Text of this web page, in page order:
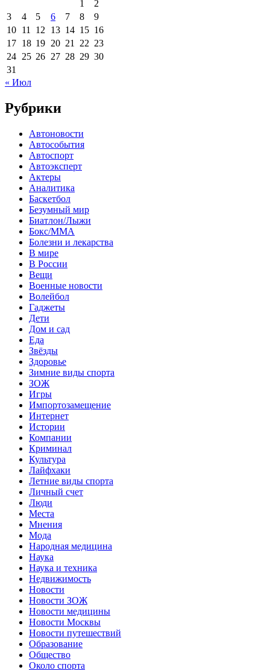
1
2
3
4 5 6 7 8
9
10 11 12 13 14 15 16
17 18 19 20 21 22 23
24 25 26 27 28 29 30
31
« Июл
Рубрики
Автоновости
Автособытия
Автоспорт
Автоэксперт
Актеры
Аналитика
Баскетбол
Безумный мир
Биатлон/Лыжи
Бокс/MMA
Болезни и лекарства
В мире
В России
Вещи
Военные новости
Волейбол
Гаджеты
Дети
Дом и сад
Еда
Звёзды
Здоровье
Зимние виды спорта
ЗОЖ
Игры
Импортозамещение
Интернет
Истории
Компании
Криминал
Культура
Лайфхаки
Летние виды спорта
Личный счет
Люди
Места
Мнения
Мода
Народная медицина
Наука
Наука и техника
Недвижимость
Новости
Новости ЗОЖ
Новости медицины
Новости Москвы
Новости путешествий
Образование
Общество
Около спорта